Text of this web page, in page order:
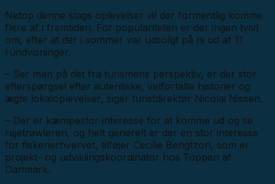
Netop denne slags oplevelser vil der formentlig komme
flere af i fremtiden. For populariteten er der ingen tvivl
om, efter at der i sommer var udsolgt på ni ud af 11
rundvisninger.
– Ser man på det fra turismens perspektiv, er der stor
efterspørgsel efter autentiske, velfortalte historier og
ægte lokaloplevelser, siger turistdirektør Nicolai Nissen.
– Der er kæmpestor interesse for at komme ud og se
rejetrawleren, og helt generelt er der en stor interesse
for fiskerierhvervet, tilføjer Cecilie Bengtzon, som er
projekt- og udviklingskoordinator hos Toppen af
Danmark.